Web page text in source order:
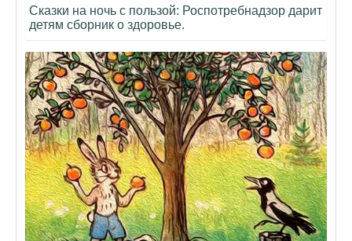
Сказки на ночь с пользой: Роспотребнадзор дарит
детям сборник о здоровье.